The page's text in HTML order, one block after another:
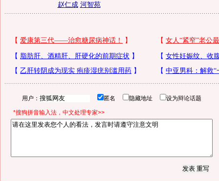
赵仁成 河智苑
用户： 匿名 隐藏地址 设为辩论话题
*搜狗拼音输入法，中文处理专家>>